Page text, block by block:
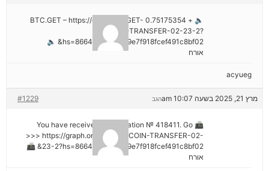
🔈 + 0.75175354 BTC.GET – https://graph.org/GET-
BITCOIN-TRANSFER-02-23-2?
hs=8664c520642b9e7f918fcef491c8bf02& 🔈
אורח
acyueg
מרץ 21, 2025 בשעה 10:07 am #1229 הגב
📠 You have received 1 notification № 418411. Go
>>> https://graph.org/GET-BITCOIN-TRANSFER-02-
23-2?hs=8664c520642b9e7f918fcef491c8bf02& 📠
אורח